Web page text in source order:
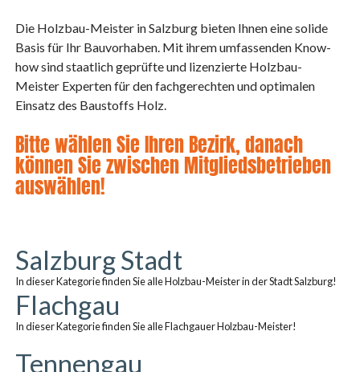
Die Holzbau-Meister in Salzburg bieten Ihnen eine solide
Basis für Ihr Bauvorhaben. Mit ihrem umfassenden Know-
how sind staatlich geprüfte und lizenzierte Holzbau-
Meister Experten für den fachgerechten und optimalen
Einsatz des Baustoffs Holz.
Bitte wählen Sie Ihren Bezirk, danach
können Sie zwischen Mitgliedsbetrieben
auswählen!
Salzburg Stadt
In dieser Kategorie finden Sie alle Holzbau-Meister in der Stadt Salzburg!
Flachgau
In dieser Kategorie finden Sie alle Flachgauer Holzbau-Meister!
Tennengau